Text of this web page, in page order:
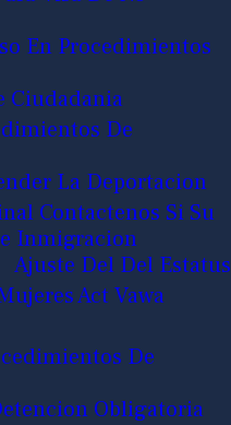
En Procedimientos
Ciudadania
De
La Deportacion
Contactenos Si Su
Inmigracion
Ajuste Del Del Estatus
Act Vawa
De
Obligatoria